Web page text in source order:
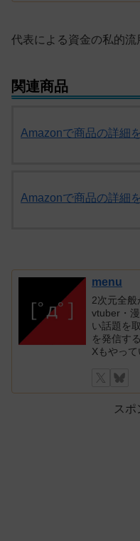
代表による資金の私的流
関連商品
Amazonで商品の詳細
Amazonで商品の詳細
menu
2次元全般
vtuber・
い話題を
を発信す
Xもやっ
スポ